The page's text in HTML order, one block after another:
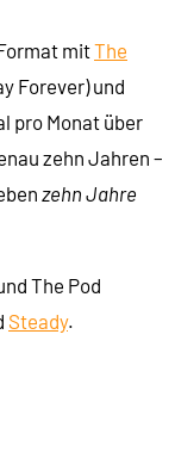
mitThe
Forever) und
pro Monat über
zehn Jahren –
zehn Jahre
The Pod
Steady.